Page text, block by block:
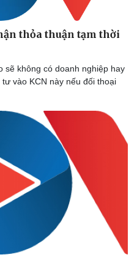
thỏa thuận tạm thời
sẽ không có doanh nghiệp hay
vào KCN này nếu đối thoại